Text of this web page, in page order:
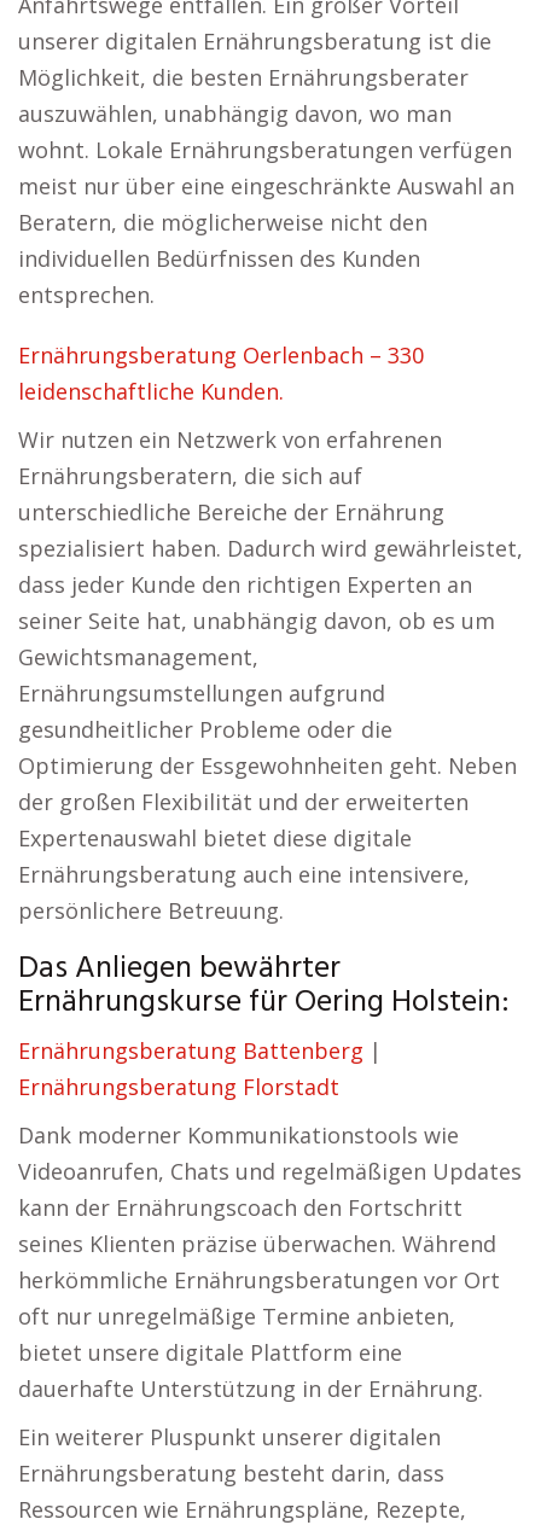
unserer digitalen Ernährungsberatung ist die
Möglichkeit, die besten Ernährungsberater
auszuwählen, unabhängig davon, wo man
wohnt. Lokale Ernährungsberatungen verfügen
meist nur über eine eingeschränkte Auswahl an
Beratern, die möglicherweise nicht den
individuellen Bedürfnissen des Kunden
entsprechen.
Ernährungsberatung Oerlenbach – 330
leidenschaftliche Kunden.
Wir nutzen ein Netzwerk von erfahrenen
Ernährungsberatern, die sich auf
unterschiedliche Bereiche der Ernährung
spezialisiert haben. Dadurch wird gewährleistet,
dass jeder Kunde den richtigen Experten an
seiner Seite hat, unabhängig davon, ob es um
Gewichtsmanagement,
Ernährungsumstellungen aufgrund
gesundheitlicher Probleme oder die
Optimierung der Essgewohnheiten geht. Neben
der großen Flexibilität und der erweiterten
Expertenauswahl bietet diese digitale
Ernährungsberatung auch eine intensivere,
persönlichere Betreuung.
Das Anliegen bewährter
Ernährungskurse für Oering Holstein:
Ernährungsberatung Battenberg |
Ernährungsberatung Florstadt
Dank moderner Kommunikationstools wie
Videoanrufen, Chats und regelmäßigen Updates
kann der Ernährungscoach den Fortschritt
seines Klienten präzise überwachen. Während
herkömmliche Ernährungsberatungen vor Ort
oft nur unregelmäßige Termine anbieten,
bietet unsere digitale Plattform eine
dauerhafte Unterstützung in der Ernährung.
Ein weiterer Pluspunkt unserer digitalen
Ernährungsberatung besteht darin, dass
Ressourcen wie Ernährungspläne, Rezepte,